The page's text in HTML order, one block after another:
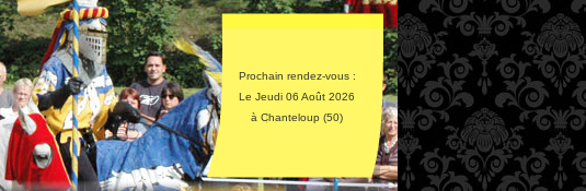
Prochain rendez-vous :
Le Jeudi 06 Août 2026
à Chanteloup (50)